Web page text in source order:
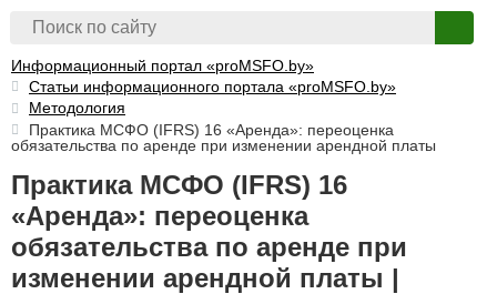
Информационный портал «proMSFO.by»
Статьи информационного портала «proMSFO.by»
Методология
Практика МСФО (IFRS) 16 «Аренда»: переоценка
обязательства по аренде при изменении арендной платы
Практика МСФО (IFRS) 16
«Аренда»: переоценка
обязательства по аренде при
изменении арендной платы |